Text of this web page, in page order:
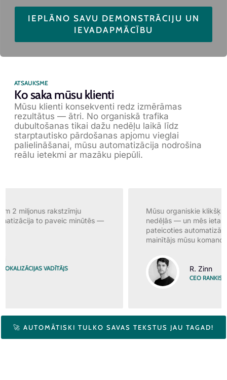
IEPLĀNO SAVU DEMONSTRĀCIJU UN
IEVADAPMĀCĪBU
ATSAUKSME
Ko saka mūsu klienti
Mūsu klienti konsekventi redz izmērāmas
rezultātus — ātri. No organiskā trafika
dubultošanas tikai dažu nedēļu laikā līdz
starptautisko pārdošanas apjomu vieglai
palielināšanai, mūsu automatizācija nodrošina
reālu ietekmi ar mazāku piepūli.
Mūsu organiskie klikšķi divkāršojās tikai četrās
nedēļās — un mēs ietaupījām neskaitāmas stundas
pateicoties automatizācijai. Tas ir bijis īsts spēles
R. Zinn
🚀 AUTOMĀTISKI TULKO SAVAS TEKSTUS JAU TAGAD!